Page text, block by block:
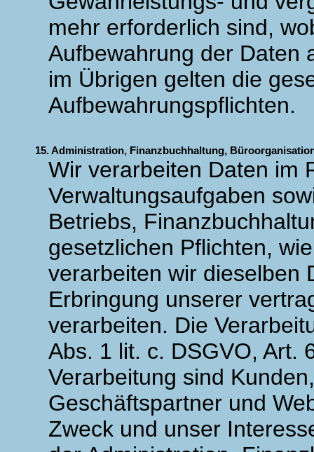
mehr erforderlich sind,
Aufbewahrung der Daten
im Übrigen gelten die
Aufbewahrungspflichten.
15. Administration, Finanzbuchhaltung,
Wir verarbeiten Daten im
Verwaltungsaufgaben
Betriebs,
gesetzlichen Pflichten,
verarbeiten wir dieselben
Erbringung unserer
verarbeiten. Die
Abs. 1 lit. c. DSGVO, Art.
Verarbeitung sind
Geschäftspartner und
Zweck und unser